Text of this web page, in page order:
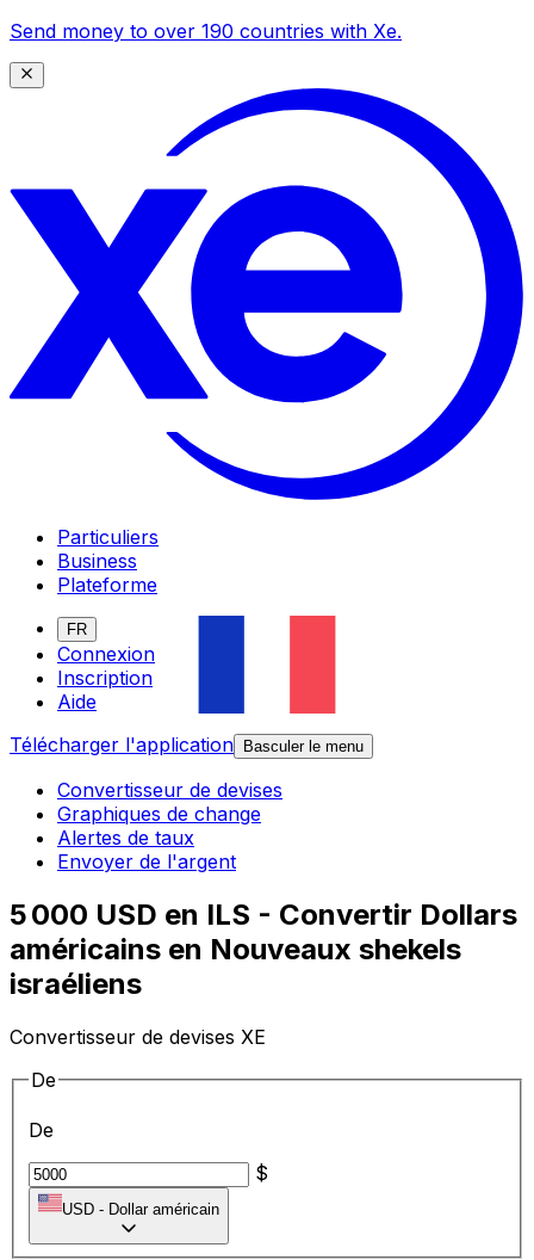
Send money to over 190 countries with Xe.
Particuliers
Business
Plateforme
FR
Connexion
Inscription
Aide
Télécharger l'application
Basculer le menu
Convertisseur de devises
Graphiques de change
Alertes de taux
Envoyer de l'argent
5 000 USD en ILS - Convertir Dollars
américains en Nouveaux shekels
israéliens
Convertisseur de devises XE
De
De
$
USD - Dollar américain